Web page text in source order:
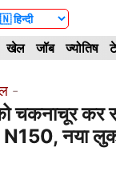
खेल जॉब ज्योतिष
-
चकनाचूर कर
नया